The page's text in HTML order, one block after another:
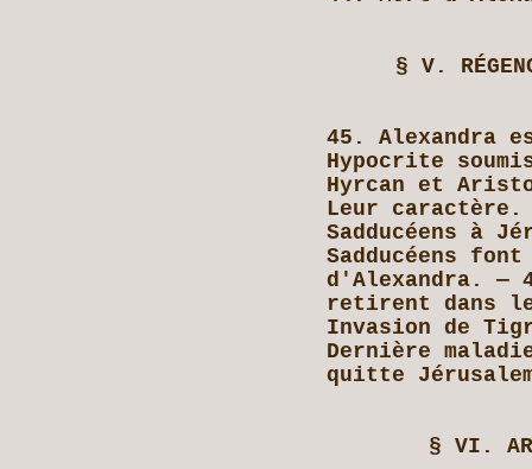
§ V.
45. Alexandra
Hypocrite
Hyrcan et
Leur caractère.
Sadducéens à
Sadducéens
d'Alexandra. —
retirent dans
Invasion de
Dernière
quitte
§ VI.